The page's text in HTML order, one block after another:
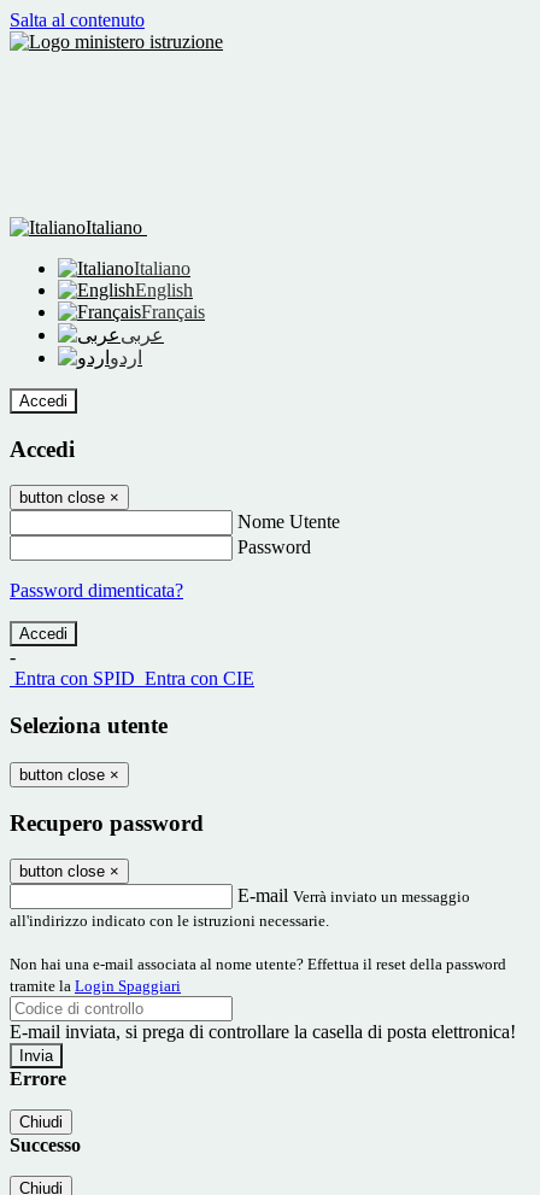
Salta al contenuto
Italiano
Italiano
English
Français
عربى
اردو
Accedi
Accedi
button close ×
Nome Utente
Password
Password dimenticata?
-
Entra con SPID Entra con CIE
Seleziona utente
button close ×
Recupero password
button close ×
E-mail Verrà inviato un messaggio
all'indirizzo indicato con le istruzioni necessarie.
Non hai una e-mail associata al nome utente? Effettua il reset della password
tramite la Login Spaggiari
E-mail inviata, si prega di controllare la casella di posta elettronica!
Errore
Chiudi
Successo
Chiudi